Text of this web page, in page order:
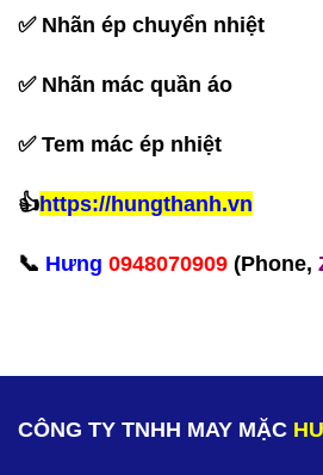
✅Nhãn ép chuyển nhiệt
✅Nhãn mác quần áo
✅Tem mác ép nhiệt
👍https://hungthanh.vn
📞 Hưng 0948070909 (Phone,
CÔNG TY TNHH MAY MẶC